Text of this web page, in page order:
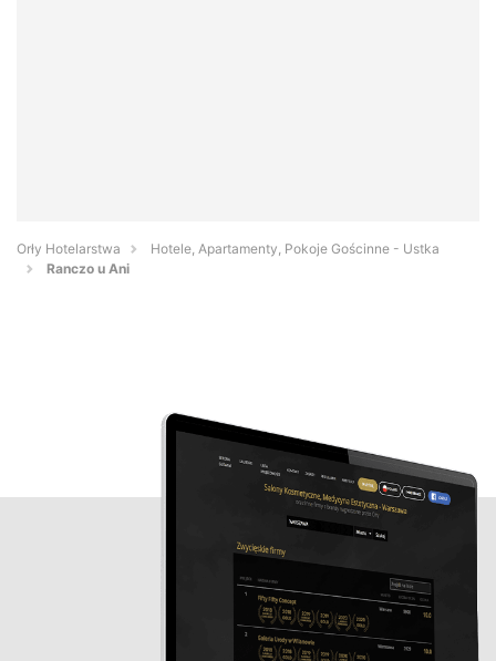
Orły Hotelarstwa
Hotele, Apartamenty, Pokoje Gościnne - Ustka
Ranczo u Ani